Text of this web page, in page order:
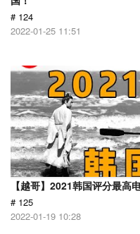
# 124
2022-01-25 11:51
【越哥】2021韩国评分最高
# 125
2022-01-19 10:28